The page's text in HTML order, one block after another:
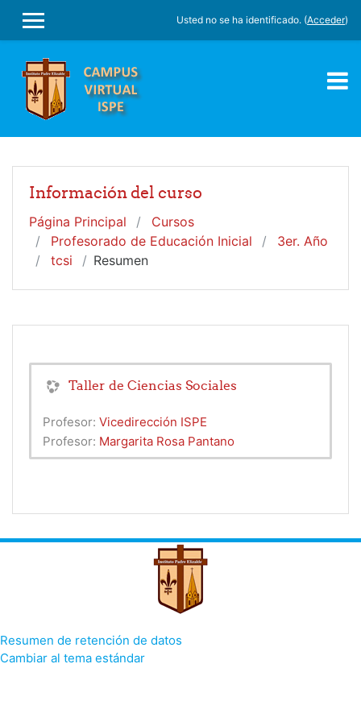
PANEL LATERAL
Usted no se ha identificado. (Acceder)
Información del curso
Página Principal
Cursos
Profesorado de Educación Inicial
3er. Año
tcsi
Resumen
Taller de Ciencias Sociales
Profesor: Vicedirección ISPE
Profesor: Margarita Rosa Pantano
Resumen de retención de datos
Cambiar al tema estándar